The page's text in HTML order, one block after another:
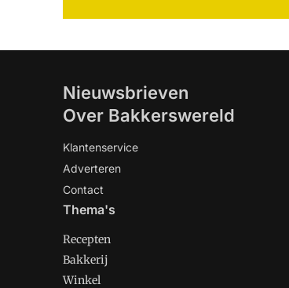
Nieuwsbrieven
Over Bakkerswereld
Klantenservice
Adverteren
Contact
Thema's
Recepten
Bakkerij
Winkel